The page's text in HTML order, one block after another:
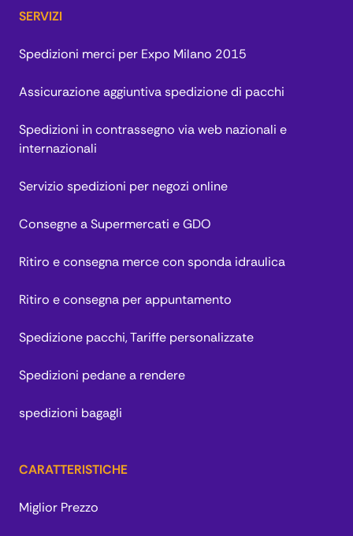
SERVIZI
Spedizioni merci per Expo Milano 2015
Assicurazione aggiuntiva spedizione di pacchi
Spedizioni in contrassegno via web nazionali e
internazionali
Servizio spedizioni per negozi online
Consegne a Supermercati e GDO
Ritiro e consegna merce con sponda idraulica
Ritiro e consegna per appuntamento
Spedizione pacchi, Tariffe personalizzate
Spedizioni pedane a rendere
spedizioni bagagli
CARATTERISTICHE
Miglior Prezzo